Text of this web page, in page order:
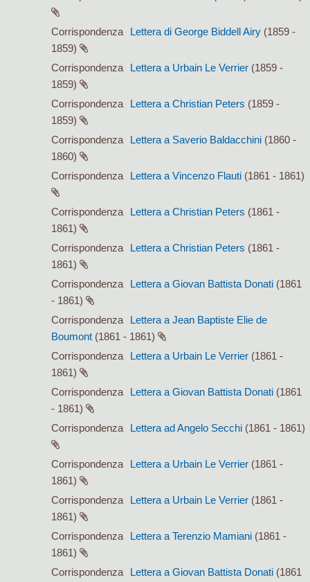
Corrispondenza Lettera di George Biddell Airy (1859 -
1859)
Corrispondenza
Lettera a Urbain Le Verrier (1859 -
1859)
Corrispondenza
Lettera a Christian Peters (1859 -
1859)
Corrispondenza
Lettera a Saverio Baldacchini (1860 -
1860)
Corrispondenza
Lettera a Vincenzo Flauti (1861 - 1861)
Corrispondenza Lettera a Christian Peters (1861 -
1861)
Corrispondenza
Lettera a Christian Peters (1861 -
1861)
Corrispondenza
Lettera a Giovan Battista Donati (1861
- 1861)
Corrispondenza
Lettera a Jean Baptiste Elie de
Boumont (1861 - 1861)
Corrispondenza
Lettera a Urbain Le Verrier (1861 -
1861)
Corrispondenza
Lettera a Giovan Battista Donati (1861
- 1861)
Corrispondenza
Lettera ad Angelo Secchi (1861 - 1861)
Corrispondenza Lettera a Urbain Le Verrier (1861 -
1861)
Corrispondenza
Lettera a Urbain Le Verrier (1861 -
1861)
Corrispondenza
Lettera a Terenzio Mamiani (1861 -
1861)
Corrispondenza
Lettera a Giovan Battista Donati (1861